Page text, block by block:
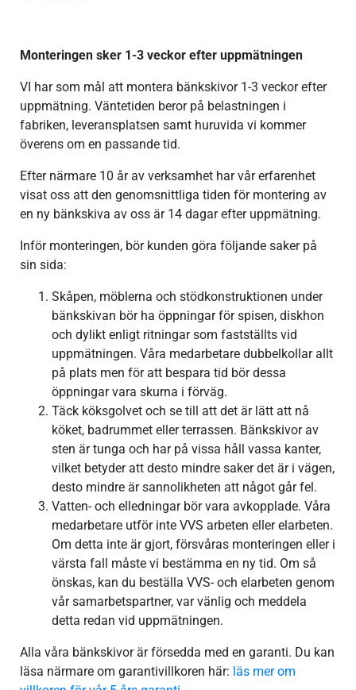
Monteringen sker 1-3 veckor efter uppmätningen
VI har som mål att montera bänkskivor 1-3 veckor efter
uppmätning. Väntetiden beror på belastningen i
fabriken, leveransplatsen samt huruvida vi kommer
överens om en passande tid.
Efter närmare 10 år av verksamhet har vår erfarenhet
visat oss att den genomsnittliga tiden för montering av
en ny bänkskiva av oss är 14 dagar efter uppmätning.
Inför monteringen, bör kunden göra följande saker på
sin sida:
Skåpen, möblerna och stödkonstruktionen under
bänkskivan bör ha öppningar för spisen, diskhon
och dylikt enligt ritningar som fastställts vid
uppmätningen. Våra medarbetare dubbelkollar allt
på plats men för att bespara tid bör dessa
öppningar vara skurna i förväg.
Täck köksgolvet och se till att det är lätt att nå
köket, badrummet eller terrassen. Bänkskivor av
sten är tunga och har på vissa håll vassa kanter,
vilket betyder att desto mindre saker det är i vägen,
desto mindre är sannolikheten att något går fel.
Vatten- och elledningar bör vara avkopplade. Våra
medarbetare utför inte VVS arbeten eller elarbeten.
Om detta inte är gjort, försvåras monteringen eller i
värsta fall måste vi bestämma en ny tid. Om så
önskas, kan du beställa VVS- och elarbeten genom
vår samarbetspartner, var vänlig och meddela
detta redan vid uppmätningen.
Alla våra bänkskivor är försedda med en garanti. Du kan
läsa närmare om garantivillkoren här: läs mer om